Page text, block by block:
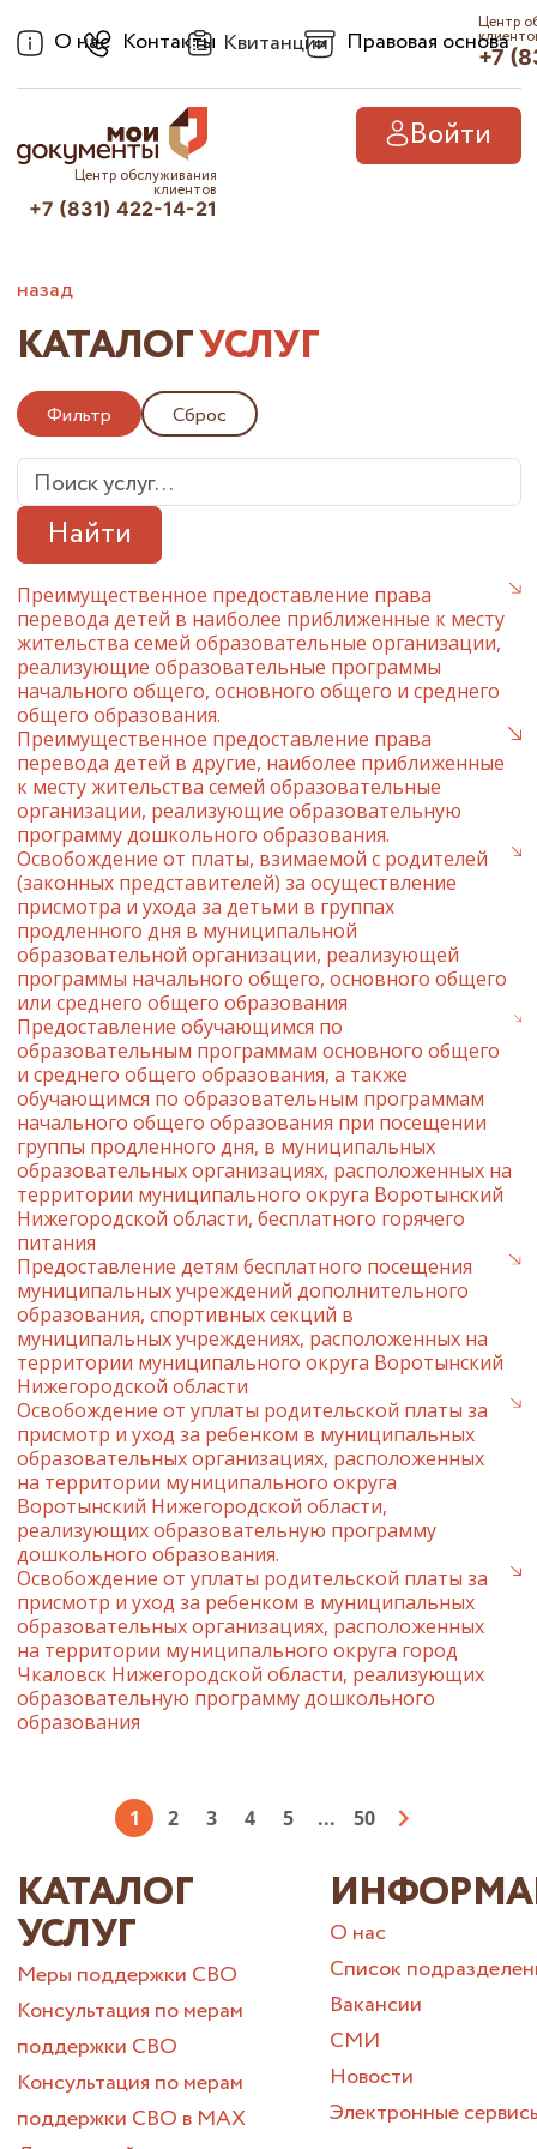
О нас Контакты Квитанции Правовая основа
Центр
+7
Войти
Центр обслуживания
клиентов
+7 (831) 422-14-21
назад
КАТАЛОГУСЛУГ
Фильтр Сброс
Найти
Преимущественное предоставление права
перевода детей в наиболее приближенные к месту
жительства семей образовательные организации,
реализующие образовательные программы
начального общего, основного общего и среднего
общего образования.
Преимущественное предоставление права
перевода детей в другие, наиболее приближенные
к месту жительства семей образовательные
организации, реализующие образовательную
программу дошкольного образования.
Освобождение от платы, взимаемой с родителей
(законных представителей) за осуществление
присмотра и ухода за детьми в группах
продленного дня в муниципальной
образовательной организации, реализующей
программы начального общего, основного общего
или среднего общего образования
Предоставление обучающимся по
образовательным программам основного общего
и среднего общего образования, а также
обучающимся по образовательным программам
начального общего образования при посещении
группы продленного дня, в муниципальных
образовательных организациях, расположенных на
территории муниципального округа Воротынский
Нижегородской области, бесплатного горячего
питания
Предоставление детям бесплатного посещения
муниципальных учреждений дополнительного
образования, спортивных секций в
муниципальных учреждениях, расположенных на
территории муниципального округа Воротынский
Нижегородской области
Освобождение от уплаты родительской платы за
присмотр и уход за ребенком в муниципальных
образовательных организациях, расположенных
на территории муниципального округа
Воротынский Нижегородской области,
реализующих образовательную программу
дошкольного образования.
Освобождение от уплаты родительской платы за
присмотр и уход за ребенком в муниципальных
образовательных организациях, расположенных
на территории муниципального округа город
Чкаловск Нижегородской области, реализующих
образовательную программу дошкольного
образования
1 2 3 4 5 ... 50
КАТАЛОГ
УСЛУГ
Меры поддержки СВО
Консультация по мерам
поддержки СВО
Консультация по мерам
поддержки СВО в МАХ
О нас
Список
Вакансии
СМИ
Новости
Электронные